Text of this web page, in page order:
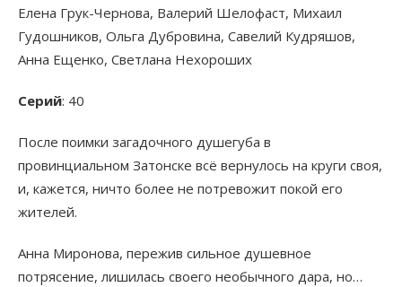
Елена Грук-Чернова, Валерий Шелофаст, Михаил
Гудошников, Ольга Дубровина, Савелий Кудряшов,
Анна Ещенко, Светлана Нехороших
Серий: 40
После поимки загадочного душегуба в
провинциальном Затонске всё вернулось на круги своя,
и, кажется, ничто более не потревожит покой его
жителей.
Анна Миронова, пережив сильное душевное
потрясение, лишилась своего необычного дара, но…